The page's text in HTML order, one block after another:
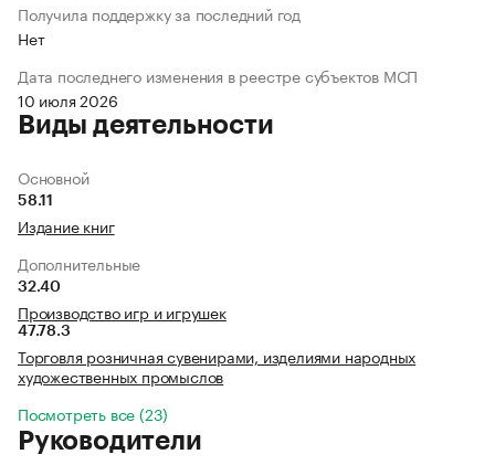
Получила поддержку за последний год
Нет
Дата последнего изменения в реестре субъектов МСП
10 июля 2026
Виды деятельности
Основной
58.11
Издание книг
Дополнительные
32.40
Производство игр и игрушек
47.78.3
Торговля розничная сувенирами, изделиями народных
художественных промыслов
Посмотреть все (23)
Руководители